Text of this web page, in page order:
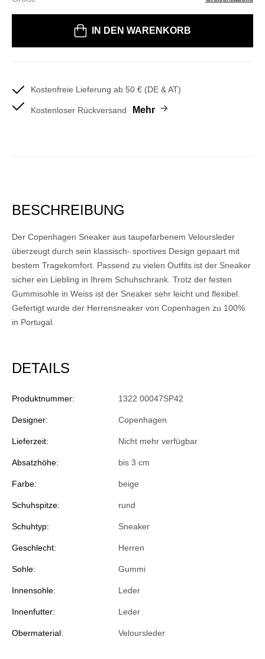
IN DEN WARENKORB
Kostenfreie Lieferung ab 50 € (DE & AT)
Kostenloser Rückversand Mehr
BESCHREIBUNG
Der Copenhagen Sneaker aus taupefarbenem Veloursleder
überzeugt durch sein klassisch- sportives Design gepaart mit
bestem Tragekomfort. Passend zu vielen Outfits ist der Sneaker
sicher ein Liebling in Ihrem Schuhschrank. Trotz der festen
Gummisohle in Weiss ist der Sneaker sehr leicht und flexibel.
Gefertigt wurde der Herrensneaker von Copenhagen zu 100%
in Portugal.
DETAILS
Produktnummer: 1322 00047SP42
Designer: Copenhagen
Lieferzeit: Nicht mehr verfügbar
Absatzhöhe: bis 3 cm
Farbe: beige
Schuhspitze: rund
Schuhtyp: Sneaker
Geschlecht: Herren
Sohle: Gummi
Innensohle: Leder
Innenfutter: Leder
Obermaterial: Veloursleder